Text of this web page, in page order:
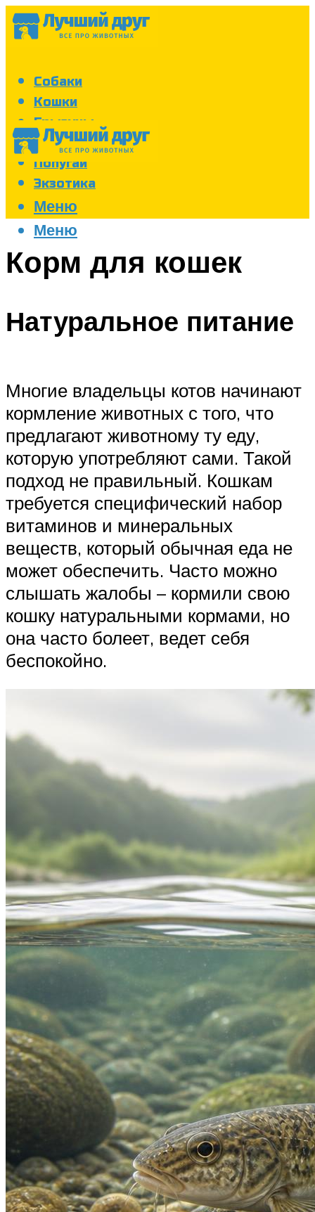
Собаки
Кошки
Грызуны
Аквариум
Попугаи
Экзотика
Меню
Меню
Корм для кошек
Натуральное питание
Многие владельцы котов начинают
кормление животных с того, что
предлагают животному ту еду,
которую употребляют сами. Такой
подход не правильный. Кошкам
требуется специфический набор
витаминов и минеральных
веществ, который обычная еда не
может обеспечить. Часто можно
слышать жалобы – кормили свою
кошку натуральными кормами, но
она часто болеет, ведет себя
беспокойно.